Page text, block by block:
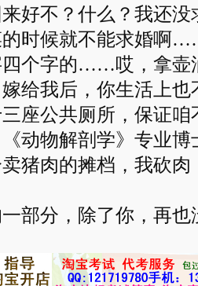
好不？什么？我还
时候就不能求婚啊
四个字的……哎，拿壶
嫁给我后，你生活上
座公共厕所，保证
动物解剖学》专业
猪肉的摊档，我砍肉
部分，除了你，再